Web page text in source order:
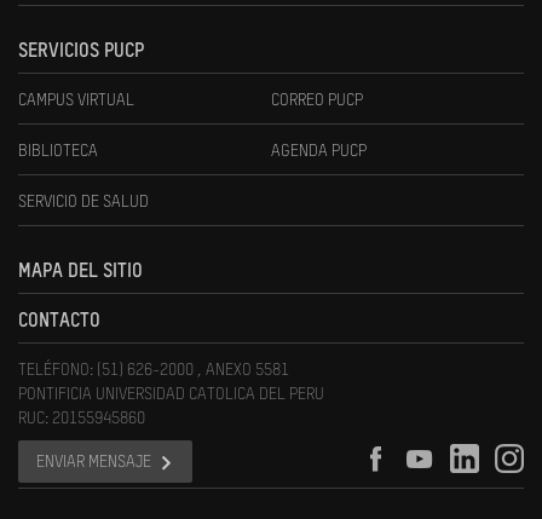
SERVICIOS PUCP
CAMPUS VIRTUAL CORREO PUCP
BIBLIOTECA AGENDA PUCP
SERVICIO DE SALUD
MAPA DEL SITIO
CONTACTO
TELÉFONO: (51) 626-2000 , ANEXO 5581
PONTIFICIA UNIVERSIDAD CATOLICA DEL PERU
RUC: 20155945860
ENVIAR MENSAJE